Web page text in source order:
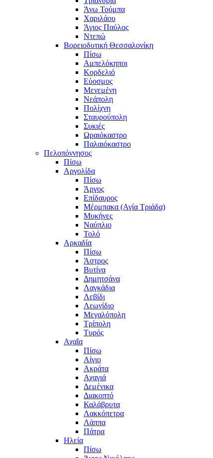
Άνω Τούμπα
Χαριλάου
Άγιος Παύλος
Ντεπώ
Βορειοδυτική Θεσσαλονίκη
Πίσω
Αμπελόκηποι
Κορδελιό
Εύοσμος
Μενεμένη
Νεάπολη
Πολίχνη
Σταυρούπολη
Συκιές
Ωραιόκαστρο
Παλαιόκαστρο
Πελοπόννησος
Πίσω
Αργολίδα
Πίσω
Άργος
Επίδαυρος
Μέρμπακα (Αγία Τριάδα)
Μυκήνες
Ναύπλιο
Τολό
Αρκαδία
Πίσω
Άστρος
Βυτίνα
Δημητσάνα
Λαγκάδια
Λεβίδι
Λεωνίδιο
Μεγαλόπολη
Τρίπολη
Τυρός
Αχαΐα
Πίσω
Αίγιο
Ακράτα
Αχαγιά
Δεμένικα
Διακοπτό
Καλάβρυτα
Λακκόπετρα
Λάππα
Πάτρα
Ηλεία
Πίσω